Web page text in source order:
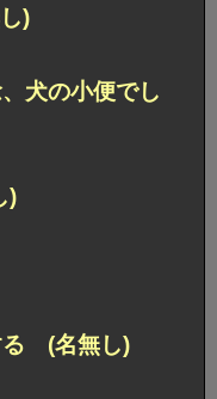
)
犬の小便でし
)
(名無し)